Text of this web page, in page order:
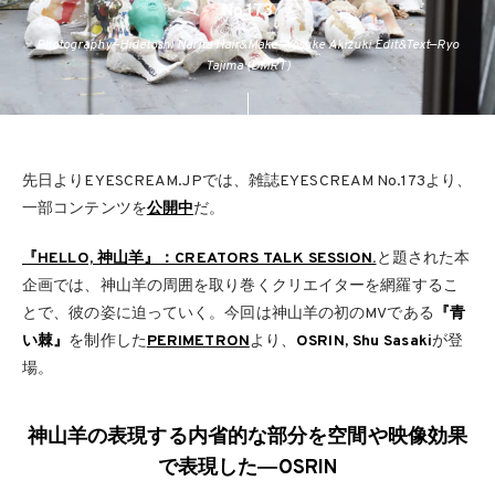
No.173
Photography—Hidetoshi Narita Hair&Make—Yosuke Akizuki Edit&Text—Ryo
Tajima (DMRT)
先日よりEYESCREAM.JPでは、雑誌EYESCREAM No.173より、
一部コンテンツを公開中だ。
『HELLO, 神山羊』：CREATORS TALK SESSION.と題された本
企画では、神山羊の周囲を取り巻くクリエイターを網羅するこ
とで、彼の姿に迫っていく。今回は神山羊の初のMVである 『青
い棘』 を制作したPERIMETRONより、 OSRIN, Shu Sasakiが登
場。
神山羊の表現する内省的な部分を空間や映像効果
で表現した―OSRIN